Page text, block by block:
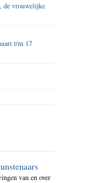
de vrouwelijke
t/m 17
van en over